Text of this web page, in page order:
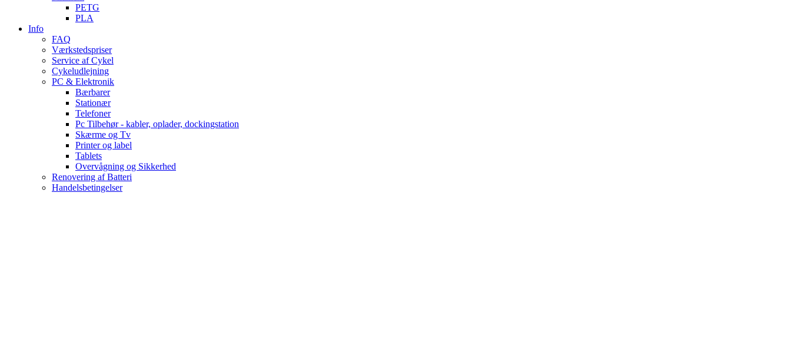
PETG
PLA
Info
FAQ
Værkstedspriser
Service af Cykel
Cykeludlejning
PC & Elektronik
Bærbarer
Stationær
Telefoner
Pc Tilbehør - kabler, oplader, dockingstation
Skærme og Tv
Printer og label
Tablets
Overvågning og Sikkerhed
Renovering af Batteri
Handelsbetingelser